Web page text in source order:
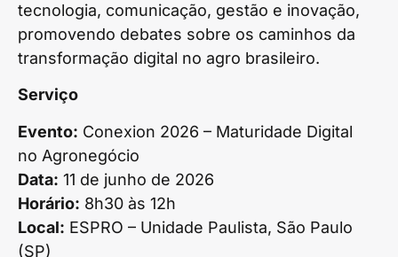
tecnologia, comunicação, gestão e inovação,
promovendo debates sobre os caminhos da
transformação digital no agro brasileiro.
Serviço
Evento: Conexion 2026 – Maturidade Digital
no Agronegócio
Data: 11 de junho de 2026
Horário: 8h30 às 12h
Local: ESPRO – Unidade Paulista, São Paulo
(SP)